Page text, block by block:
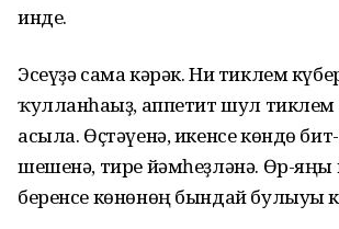
инде.
Эсеүҙә сама кәрәк. Ни тиклем
ҡулланһағыҙ, аппетит шул тиклем
асыла. Өҫтәүенә, икенсе көндө
шешенә, тире йәмһеҙләнә. Өр-
беренсе көнөнөң бындай булыуы